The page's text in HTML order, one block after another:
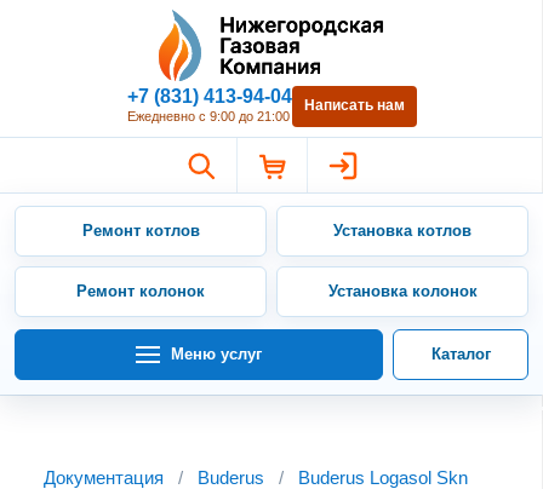
Нижегородская Газовая
+7 (831) 413-94-04
Ежедневно с 9:00 до 21:00
Написать нам
Ремонт котлов Установка котлов
Ремонт колонок Установка колонок
Меню услуг Каталог
Документация / Buderus / Buderus Logasol Skn